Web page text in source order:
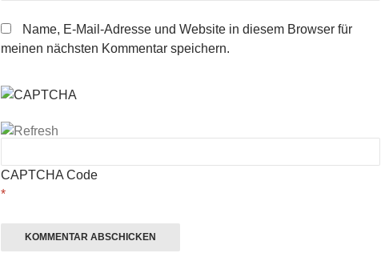
Name, E-Mail-Adresse und Website in diesem Browser für
meinen nächsten Kommentar speichern.
CAPTCHA Code
*